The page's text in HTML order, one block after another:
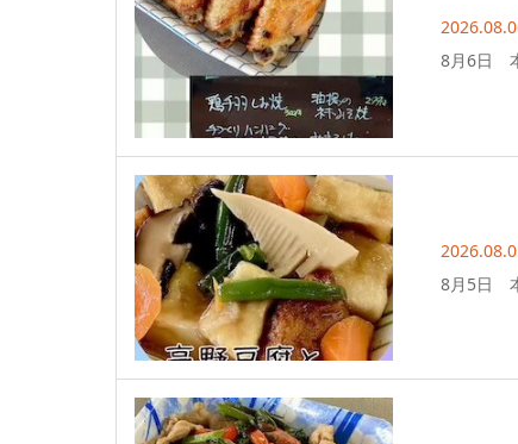
8月6日
8月5日